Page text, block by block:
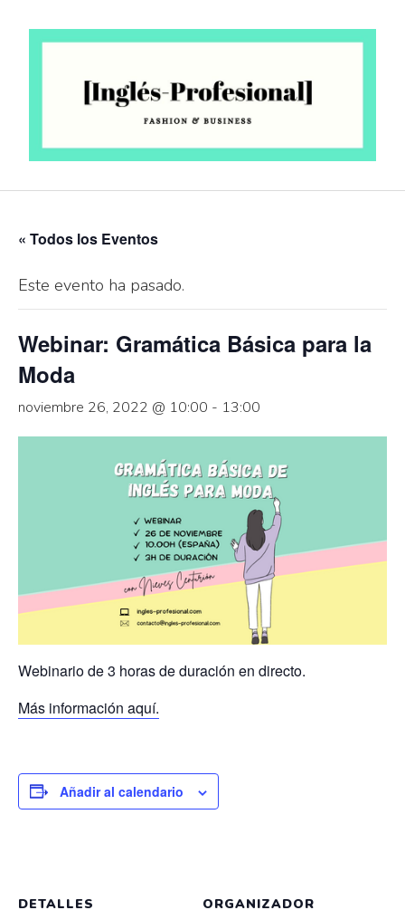
« Todos los Eventos
Este evento ha pasado.
Webinar: Gramática Básica para la
Moda
noviembre 26, 2022 @ 10:00 - 13:00
Webinario de 3 horas de duración en directo.
Más información aquí.
Añadir al calendario
DETALLES ORGANIZADOR